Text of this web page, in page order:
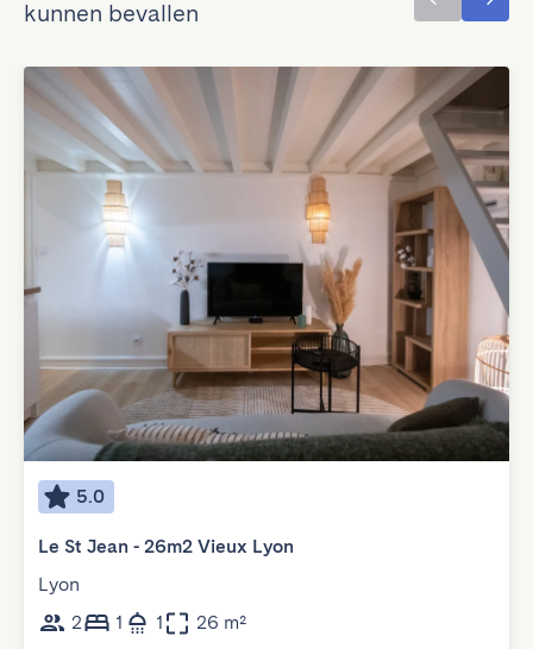
kunnen bevallen
5.0
Le St Jean - 26m2 Vieux Lyon
Lyon
2
1 1 26 m²